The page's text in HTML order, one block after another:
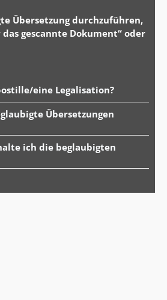
Übersetzung durchzuführen,
gescannte Dokument“ oder
eine Legalisation?
Übersetzungen
ich die beglaubigten